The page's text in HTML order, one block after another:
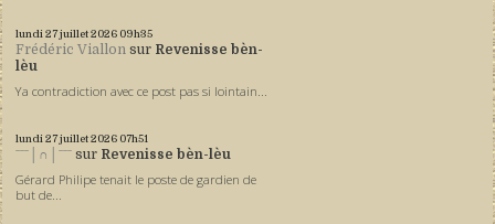
lundi 27juillet 2026 09h35
Frédéric Viallon sur Revenisse bèn-
lèu
Ya contradiction avec ce post pas si lointain...
lundi 27juillet 2026 07h51
ˉˉˉ│∩│ˉˉˉ sur Revenisse bèn-lèu
Gérard Philipe tenait le poste de gardien de
but de...